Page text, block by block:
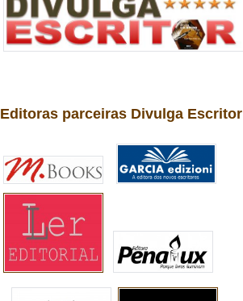
Editoras parceiras Divulga Escritor